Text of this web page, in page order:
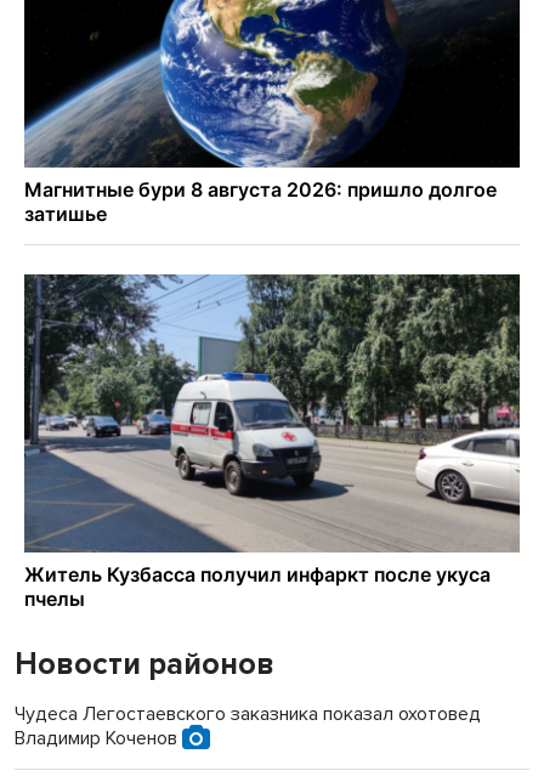
Новости районов
Чудеса Легостаевского заказника показал охотовед
Владимир Коченов